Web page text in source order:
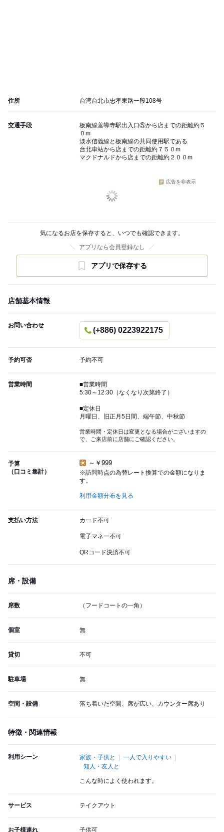
住所 台湾台北市忠孝東路一段108号
交通手段
板南線善導寺駅出入口⑤から店までの距離約５
０m
淡水信義線と板南線の共同使用駅である
台北車站から店までの距離約７５０m
マクドナルドから店までの距離約２００m
広告を非表示
気になるお店を保存すると、いつでも確認できます。
アプリなら会員登録なし
アプリで保存する
店舗基本情報
お問い合わせ
(+886) 0223922175
予約可否 予約不可
営業時間
■営業時間
5:30～12:30（なくなり次第終了）
■定休日
月曜日、旧正月5日間、端午節、中秋節
営業時間・定休日は変更となる場合がございますの
で、ご来店前に店舗にご確認ください。
予算
（口コミ集計）
～￥999
※訪問時点の為替レート換算での金額になりま
す。
利用金額分布を見る
支払い方法 カード不可
電子マネー不可
QRコード決済不可
席・設備
席数 （フードコートの一角）
個室 無
貸切 不可
駐車場 無
空間・設備 落ち着いた空間、席が広い、カウンター席あり
特徴・関連情報
利用シーン 家族・子供と
一人で入りやすい
知人・友人と
こんな時によく使われます。
サービス テイクアウト
お子様連れ 子供可